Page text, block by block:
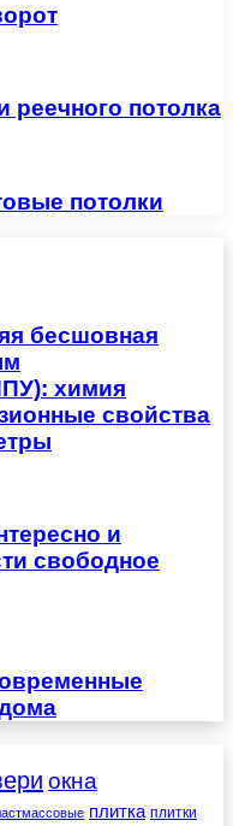
реечного потолка
потолки
бесшовная
химия
свойства
и
свободное
окна
плитка плитки